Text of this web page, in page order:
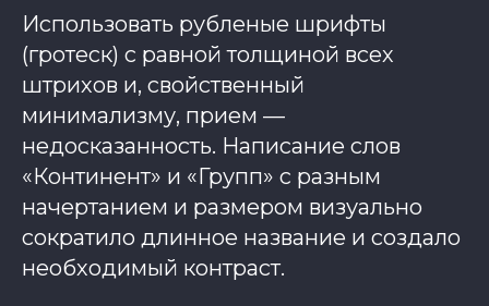
Использовать рубленые шрифты
(гротеск) с равной толщиной всех
штрихов и, свойственный
минимализму, прием —
недосказанность. Написание слов
«Континент» и «Групп» с разным
начертанием и размером визуально
сократило длинное название и создало
необходимый контраст.